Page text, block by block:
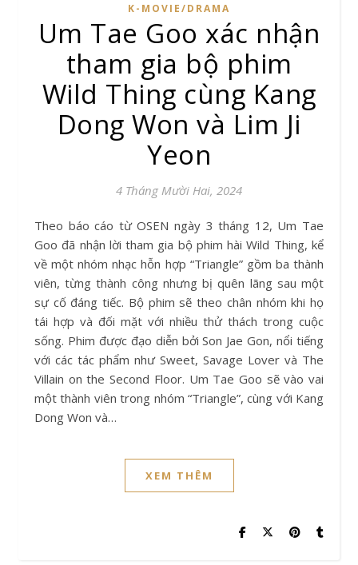
K-MOVIE/DRAMA
Um Tae Goo xác nhận
tham gia bộ phim
Wild Thing cùng Kang
Dong Won và Lim Ji
Yeon
4 Tháng Mười Hai, 2024
Theo báo cáo từ OSEN ngày 3 tháng 12, Um Tae
Goo đã nhận lời tham gia bộ phim hài Wild Thing, kể
về một nhóm nhạc hỗn hợp “Triangle” gồm ba thành
viên, từng thành công nhưng bị quên lãng sau một
sự cố đáng tiếc. Bộ phim sẽ theo chân nhóm khi họ
tái hợp và đối mặt với nhiều thử thách trong cuộc
sống. Phim được đạo diễn bởi Son Jae Gon, nổi tiếng
với các tác phẩm như Sweet, Savage Lover và The
Villain on the Second Floor. Um Tae Goo sẽ vào vai
một thành viên trong nhóm “Triangle”, cùng với Kang
Dong Won và…
XEM THÊM